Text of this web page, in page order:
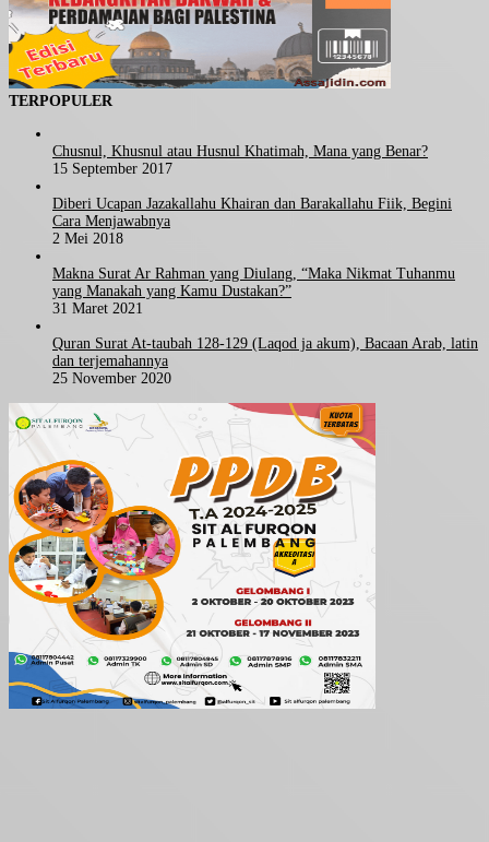
TERPOPULER
Chusnul, Khusnul atau Husnul Khatimah, Mana yang Benar?
15 September 2017
Diberi Ucapan Jazakallahu Khairan dan Barakallahu Fiik, Begini
Cara Menjawabnya
2 Mei 2018
Makna Surat Ar Rahman yang Diulang, “Maka Nikmat Tuhanmu
yang Manakah yang Kamu Dustakan?”
31 Maret 2021
Quran Surat At-taubah 128-129 (Laqod ja akum), Bacaan Arab, latin
dan terjemahannya
25 November 2020